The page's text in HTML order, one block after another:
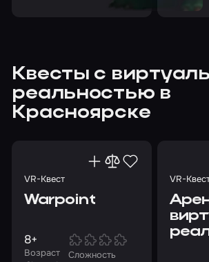
Квесты с
реальностью в
Красноярске
VR-Квест
Warpoint
Возраст
8+
Сложность
VR-